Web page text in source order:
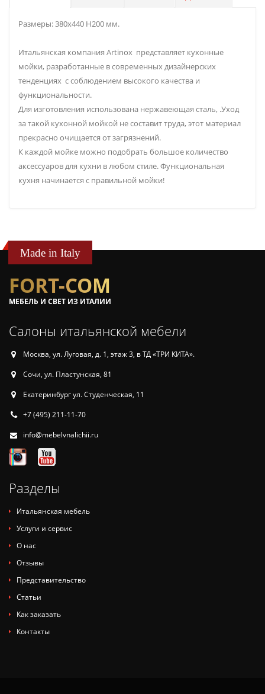
Размеры: 380х440 H200 мм.
Итальянская компания Artinox представляет кухонные
мойки, разработанные в современных дизайнерских
тенденциях с соблюдением высокого качества и
функциональности.
Для изготовления использована нержавеющая сталь, .Уход
за такой кухонной мойкой не составит труда, этот материал
прекрасно очищается от загрязнений.
К каждой мойке можно подобрать большое количество
аксессуаров для кухни в любом стиле. Функциональная
кухня начинается с правильной мойки!
Made in Italy
FORT-COM
МЕБЕЛЬ И СВЕТ ИЗ ИТАЛИИ
Салоны итальянской мебели
Москва, ул. Луговая, д. 1, этаж 3, в ТД «ТРИ КИТА».
Сочи, ул. Пластунская, 81
Екатеринбург ул. Студенческая, 11
+7 (495) 211-11-70
info@mebelvnalichii.ru
Разделы
Итальянская мебель
Услуги и сервис
О нас
Отзывы
Представительство
Статьи
Как заказать
Контакты